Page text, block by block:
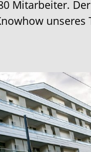
Mitarbeiter.
unseres